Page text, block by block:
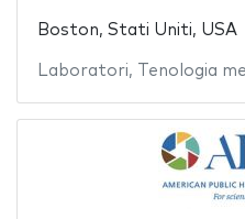
Boston, Stati Uniti, USA
Laboratori, Tenologia